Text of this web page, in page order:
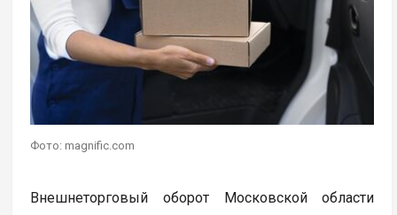
Фото: magnific.com
Внешнеторговый оборот Московской области